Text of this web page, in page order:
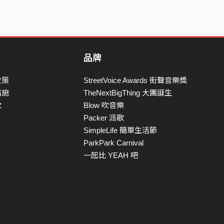
策
施
品牌
StreetVoice Awards 街聲音樂獎
TheNextBigThing 大團誕生
Blow 吹音樂
Packer 派歌
SimpleLife 簡單生活節
ParkPark Carnival
一起比 YEAH 吧